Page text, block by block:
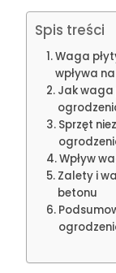
Spis treści
Waga
wpływa
Jak waga
Sprzęt
Wpływ
Zalety i
betonu